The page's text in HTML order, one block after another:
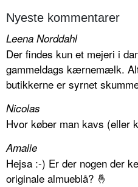
Nyeste kommentarer
Leena Norddahl
Der findes kun et mejeri i
gammeldags kærnemælk.
butikkerne er syrnet
Nicolas
Hvor køber man kavs (eller
Amalie
Hejsa :-) Er der nogen der
originale almueblå? 🤞